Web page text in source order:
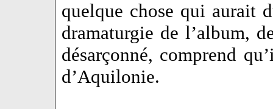
quelque chose qui aurait
dramaturgie de l’album,
désarçonné, comprend
d’Aquilonie.